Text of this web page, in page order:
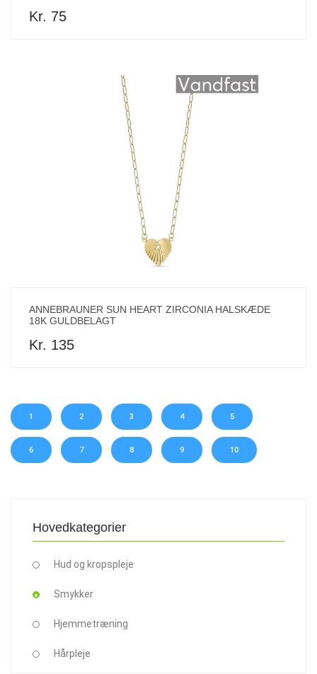
Kr. 75
ANNEBRAUNER SUN HEART ZIRCONIA HALSKÆDE
18K GULDBELAGT
Kr. 135
1 2 3 4 5
6 7 8 9 10
Hovedkategorier
Hud og kropspleje
Smykker
Hjemmetræning
Hårpleje